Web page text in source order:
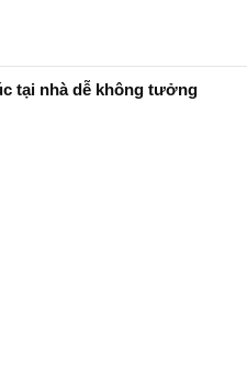
tại nhà dễ không tưởng